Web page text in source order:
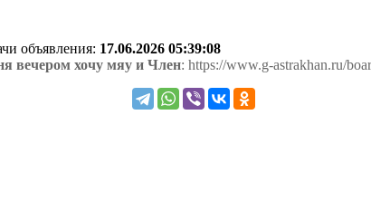
объявления: 17.06.2026 05:39:08
вечером хочу мяу и Член: https://www.g-astrakhan.ru/